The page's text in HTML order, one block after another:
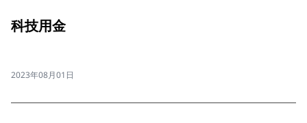
科技用金
2023年08月01日